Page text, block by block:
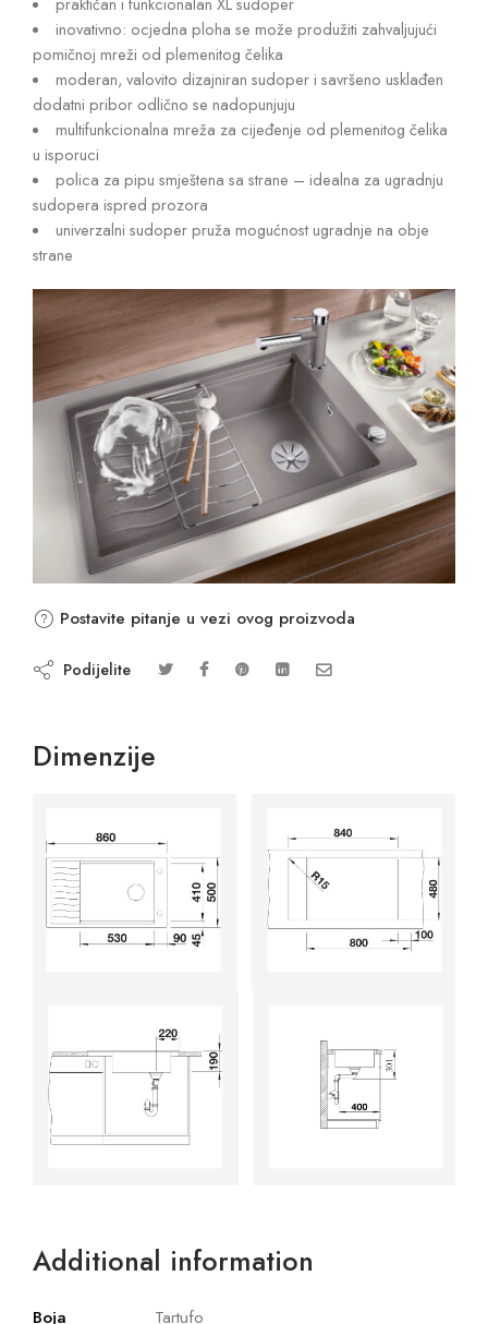
inovativno: ocjedna ploha se može produžiti zahvaljujući
pomičnoj mreži od plemenitog čelika
moderan, valovito dizajniran sudoper i savršeno usklađen
dodatni pribor odlično se nadopunjuju
multifunkcionalna mreža za cijeđenje od plemenitog čelika
u isporuci
polica za pipu smještena sa strane – idealna za ugradnju
sudopera ispred prozora
univerzalni sudoper pruža mogućnost ugradnje na obje
strane
Postavite pitanje u vezi ovog proizvoda
Podijelite
Dimenzije
Additional information
Boja Tartufo